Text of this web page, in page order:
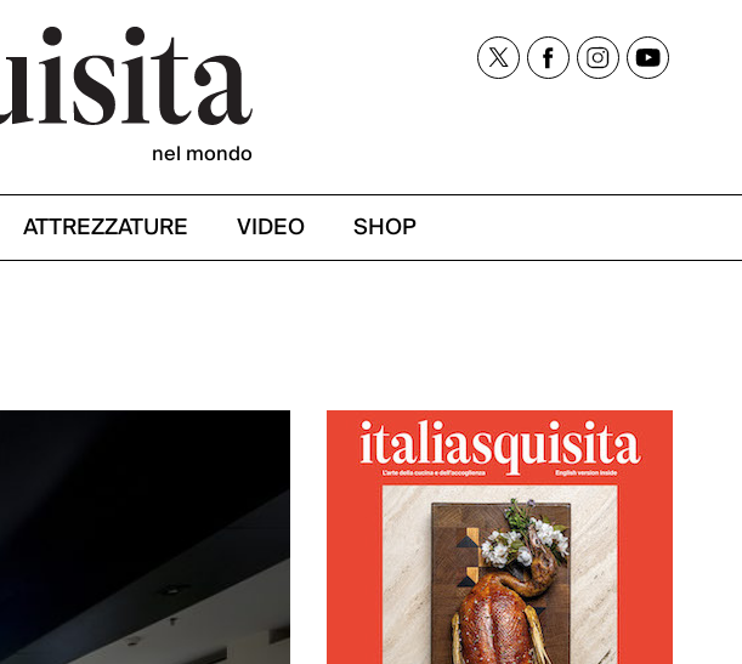
nel mondo
ATTREZZATURE VIDEO SHOP